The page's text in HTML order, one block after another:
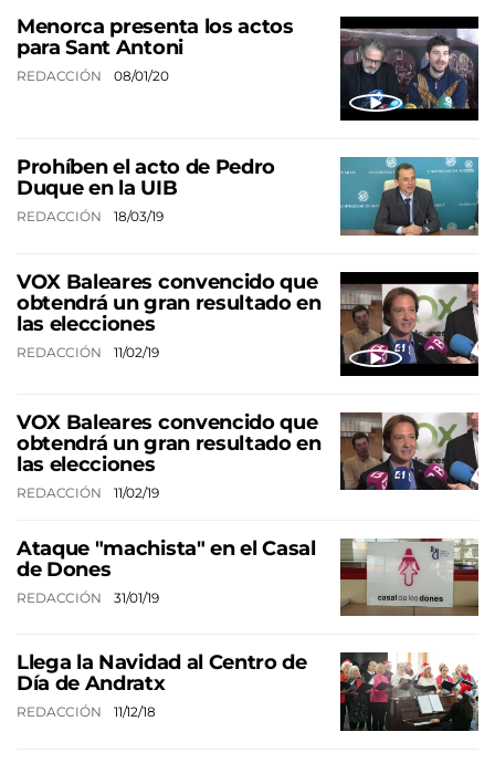
Menorca presenta los actos
para Sant Antoni
REDACCIÓN 08/01/20
Prohíben el acto de Pedro
Duque en la UIB
REDACCIÓN 18/03/19
VOX Baleares convencido que
obtendrá un gran resultado en
las elecciones
REDACCIÓN 11/02/19
VOX Baleares convencido que
obtendrá un gran resultado en
las elecciones
REDACCIÓN 11/02/19
Ataque "machista" en el Casal
de Dones
REDACCIÓN 31/01/19
Llega la Navidad al Centro de
Día de Andratx
REDACCIÓN 11/12/18